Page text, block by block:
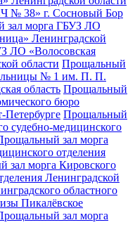
№ 38» г. Сосновый Бор
зал морга ГБУЗ ЛО
Ленинградской
ЛО «Волосовская
области Прощальный
№ 1 им. П. П.
область Прощальный
бюро
Петербурге Прощальный
судебно-медицинского
зал морга
отделения
зал морга Кировского
Ленинградской
областного
Пикалёвское
зал морга